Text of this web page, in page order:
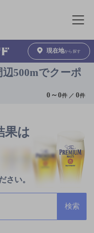
メニュ
現在地から探す
500mでクーポ
0 ～0件 ／0件
果は
さい。